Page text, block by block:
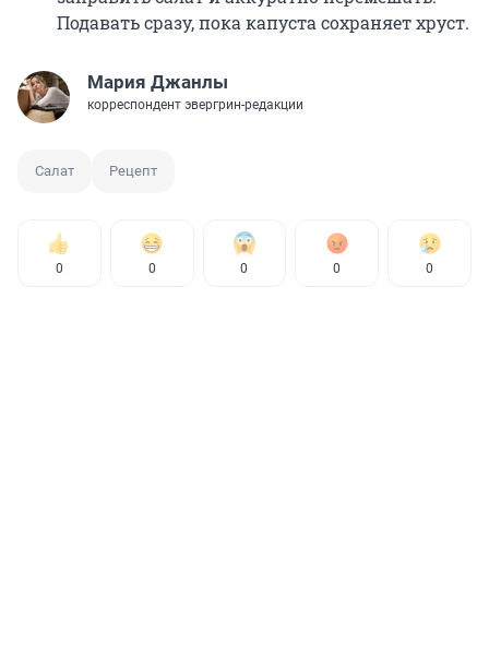
Подавать сразу, пока капуста сохраняет хруст.
Мария Джанлы
корреспондент эвергрин-редакции
Салат Рецепт
0 0 0 0 0